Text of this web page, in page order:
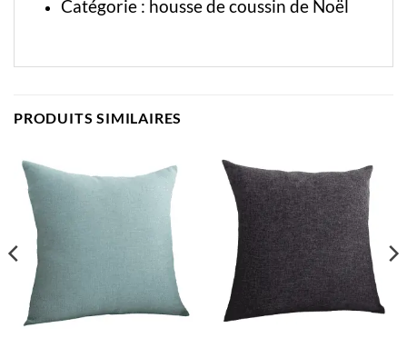
Catégorie : housse de coussin de Noël
PRODUITS SIMILAIRES